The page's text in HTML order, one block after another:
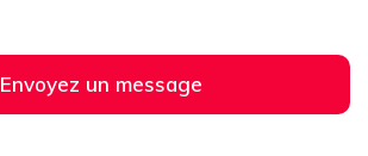
Envoyez un message